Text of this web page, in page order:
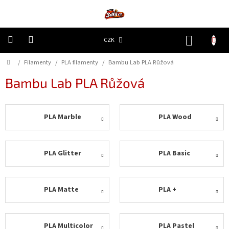
CZK
díly
ceny
Domů
/ Filamenty / PLA filamenty / Bambu Lab PLA Růžová
Bambu Lab PLA Růžová
PLA Marble PLA Wood
PLA Glitter PLA Basic
PLA Matte PLA +
PLA Multicolor PLA Pastel